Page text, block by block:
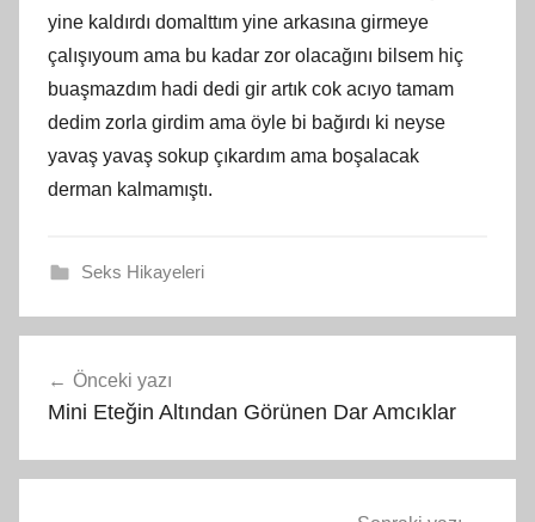
yine kaldırdı domalttım yine arkasına girmeye
çalışıyoum ama bu kadar zor olacağını bilsem hiç
buaşmazdım hadi dedi gir artık cok acıyo tamam
dedim zorla girdim ama öyle bi bağırdı ki neyse
yavaş yavaş sokup çıkardım ama boşalacak
derman kalmamıştı.
Seks Hikayeleri
gezinmesi
Önceki yazı
Mini Eteğin Altından Görünen Dar Amcıklar